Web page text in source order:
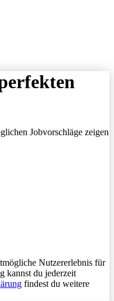
Jobvorschläge zeigen
Nutzererlebnis für
kannst du jederzeit
findest du weitere